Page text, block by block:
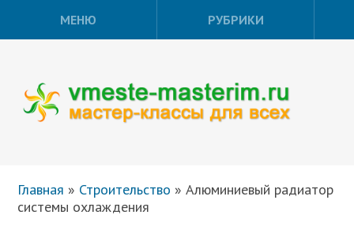
МЕНЮ РУБРИКИ
Главная » Строительство »Алюминиевый радиатор
системы охлаждения